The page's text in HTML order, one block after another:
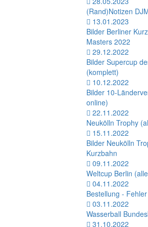
(Rand)Notizen
13.01.2023
Bilder Berliner
Masters 2022
29.12.2022
Bilder Supercup
(komplett)
10.12.2022
Bilder 10-
online)
22.11.2022
Neukölln Trophy
15.11.2022
Bilder Neukölln
Kurzbahn
09.11.2022
Weltcup Berlin
04.11.2022
Bestellung -
03.11.2022
Wasserball
31.10.2022